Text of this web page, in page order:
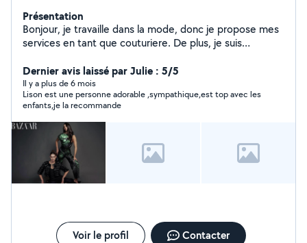
Présentation
Bonjour, je travaille dans la mode, donc je propose mes
services en tant que couturiere. De plus, je suis
d'enfants. J'adore les animaux et c'est un plaisir pour moi
d'en garder. Je reste disponible
Dernier avis laissé par Julie : 5/5
Il y a plus de 6 mois
Lison est une personne adorable ,sympathique,est top avec les
enfants,je la recommande
Voir le profil Contacter